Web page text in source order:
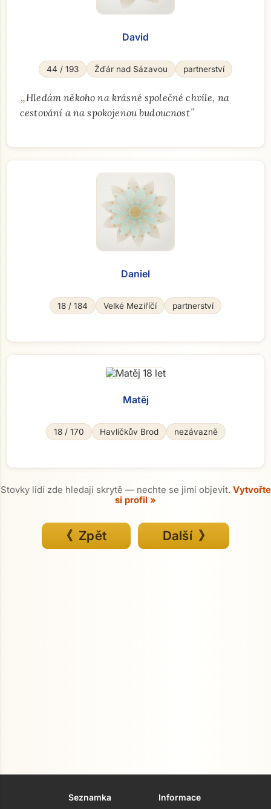
David
44 / 193 Žďár nad Sázavou partnerství
„Hledám někoho na krásné společné chvíle, na
cestování a na spokojenou budoucnost"
Daniel
18 / 184 Velké Meziříčí partnerství
Matěj
18 / 170 Havlíčkův Brod nezávazně
Stovky lidí zde hledají skrytě — nechte se jimi objevit. Vytvořte
si profil »
《 Zpět Další 》
Seznamka
Informace